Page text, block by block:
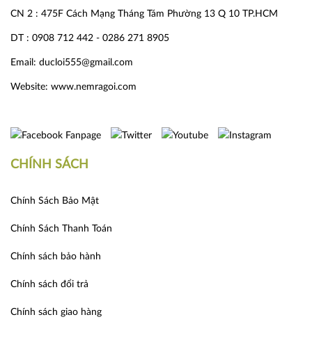
CN 2 : 475F Cách Mạng Tháng Tám Phường 13 Q 10 TP.HCM
DT : 0908 712 442 - 0286 271 8905
Email: ducloi555@gmail.com
Website: www.nemragoi.com
CHÍNH SÁCH
Chính Sách Bảo Mật
Chính Sách Thanh Toán
Chính sách bảo hành
Chính sách đổi trả
Chính sách giao hàng